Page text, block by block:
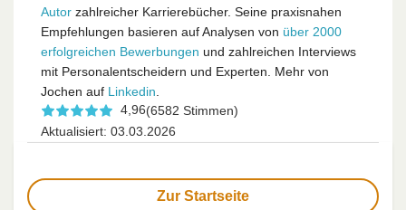
Autor zahlreicher Karrierebücher. Seine praxisnahen
Empfehlungen basieren auf Analysen von über 2000
erfolgreichen Bewerbungen und zahlreichen Interviews
mit Personalentscheidern und Experten. Mehr von
Jochen auf Linkedin
4,96(6582 Stimmen)
Aktualisiert: 03.03.2026
Zur Startseite